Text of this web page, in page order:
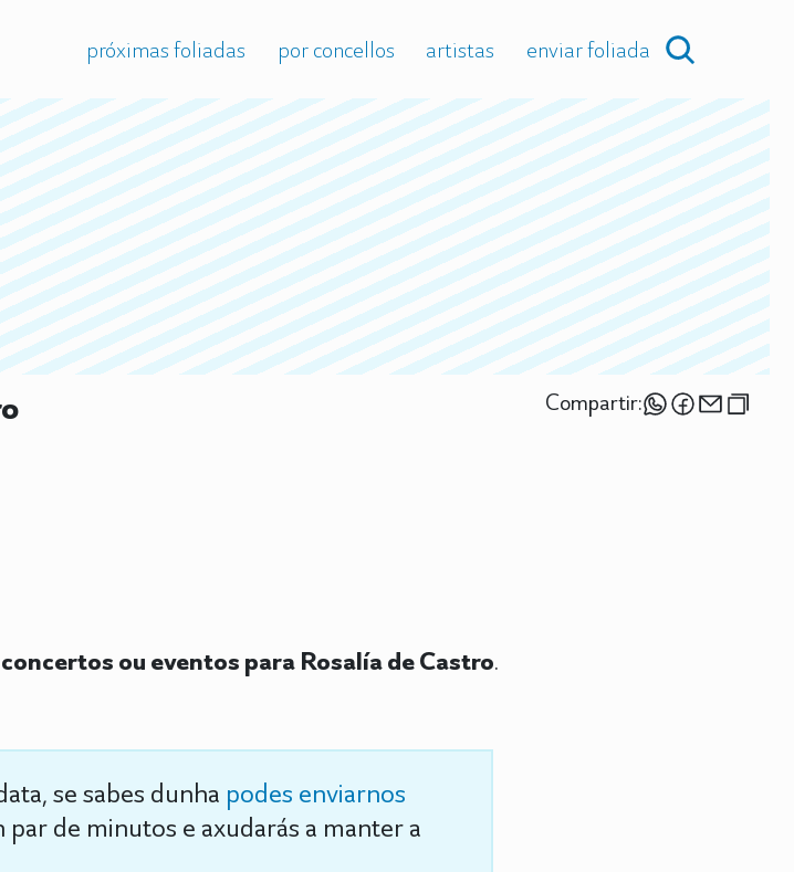
próximas foliadas por concellos artistas enviar foliada
Compartir:
ou eventos para Rosalía de Castro.
se sabes dunha podes enviarnos
par de minutos e axudarás a manter a